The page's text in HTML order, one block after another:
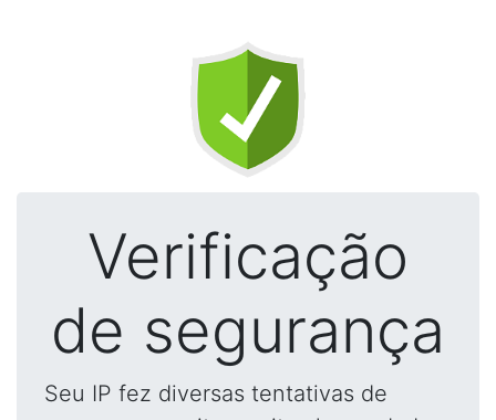
Verificação
de segurança
Seu IP fez diversas tentativas de